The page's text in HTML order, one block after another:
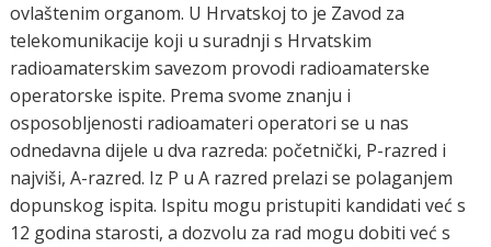
ovlaštenim organom. U Hrvatskoj to je Zavod za
telekomunikacije koji u suradnji s Hrvatskim
radioamaterskim savezom provodi radioamaterske
operatorske ispite. Prema svome znanju i
osposobljenosti radioamateri operatori se u nas
odnedavna dijele u dva razreda: početnički, P-razred i
najviši, A-razred. Iz P u A razred prelazi se polaganjem
dopunskog ispita. Ispitu mogu pristupiti kandidati već s
12 godina starosti, a dozvolu za rad mogu dobiti već s